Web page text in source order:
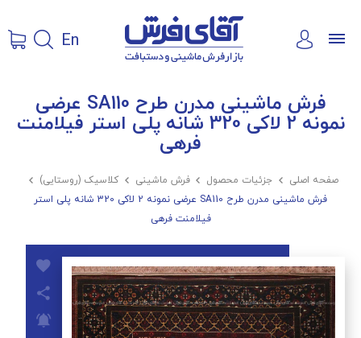
En
فرش ماشینی مدرن طرح SA110 عرضی
نمونه 2 لاکی 320 شانه پلی استر فیلامنت
فرهی
صفحه اصلی  جزئیات محصول  فرش ماشینی  کلاسیک (روستایی) 
فرش ماشینی مدرن طرح SA110 عرضی نمونه 2 لاکی 320 شانه پلی استر
فیلامنت فرهی